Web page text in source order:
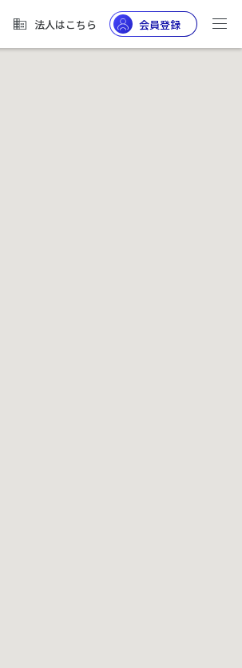
法人はこちら 会員登録